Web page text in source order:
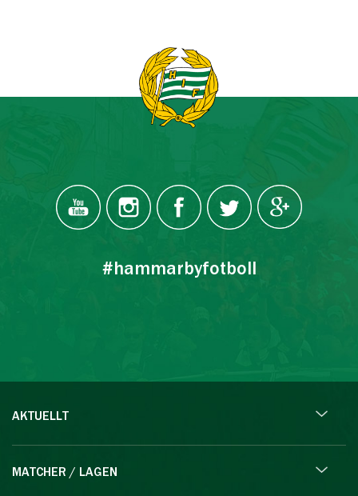
#hammarbyfotboll
AKTUELLT
MATCHER / LAGEN